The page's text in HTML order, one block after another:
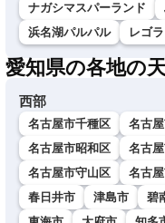
ナガシマスパーランド
浜名湖パルパル
レゴ
愛知県の各地の
西部
名古屋市千種区 名古
名古屋市昭和区
名古
名古屋市守山区
名古
春日井市
津島市 碧